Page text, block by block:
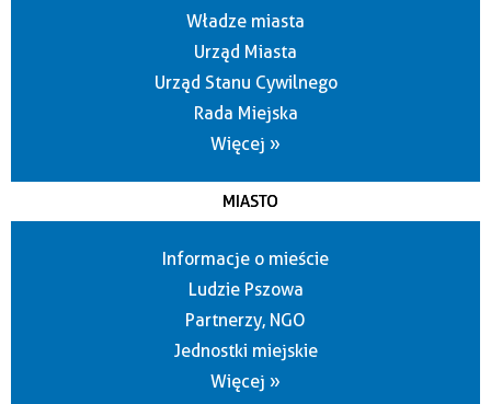
Władze miasta
Urząd Miasta
Urząd Stanu Cywilnego
Rada Miejska
Więcej »
MIASTO
Informacje o mieście
Ludzie Pszowa
Partnerzy, NGO
Jednostki miejskie
Więcej »